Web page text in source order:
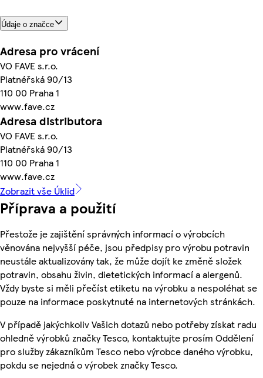
Údaje o značce
Adresa pro vrácení
VO FAVE s.r.o.
Platnéřská 90/13
110 00 Praha 1
www.fave.cz
Adresa distributora
VO FAVE s.r.o.
Platnéřská 90/13
110 00 Praha 1
www.fave.cz
Zobrazit vše Úklid
Příprava a použití
Přestože je zajištění správných informací o výrobcích
věnována nejvyšší péče, jsou předpisy pro výrobu potravin
neustále aktualizovány tak, že může dojít ke změně složek
potravin, obsahu živin, dietetických informací a alergenů.
Vždy byste si měli přečíst etiketu na výrobku a nespoléhat se
pouze na informace poskytnuté na internetových stránkách.
V případě jakýchkoliv Vašich dotazů nebo potřeby získat radu
ohledně výrobků značky Tesco, kontaktujte prosím Oddělení
pro služby zákazníkům Tesco nebo výrobce daného výrobku,
pokdu se nejedná o výrobek značky Tesco.